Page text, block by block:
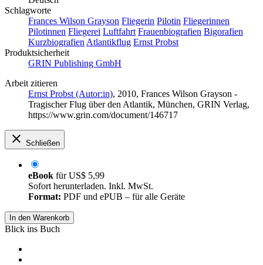
Schlagworte
Frances Wilson Grayson Fliegerin Pilotin Fliegerinnen
Pilotinnen Fliegerei Luftfahrt Frauenbiografien Bigorafien
Kurzbiografien Atlantikflug Ernst Probst
Produktsicherheit
GRIN Publishing GmbH
Arbeit zitieren
Ernst Probst (Autor:in), 2010, Frances Wilson Grayson -
Tragischer Flug über den Atlantik, München, GRIN Verlag,
https://www.grin.com/document/146717
Schließen
eBook fürUS$ 5,99
Sofort herunterladen. Inkl. MwSt.
Format: PDF und ePUB – für alle Geräte
In den Warenkorb
Blick ins Buch